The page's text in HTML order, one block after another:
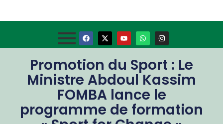
Promotion du Sport : Le
Ministre Abdoul Kassim
FOMBA lance le
programme de formation